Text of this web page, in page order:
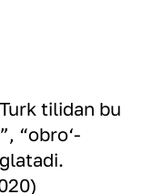
tilidan bu
“obro‘-